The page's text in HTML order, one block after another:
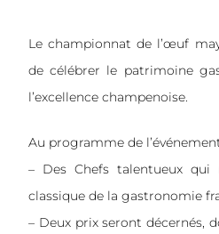
Le championnat de l’œuf
de célébrer le patrimoine
l’excellence champenoise.
Au programme de
– Des Chefs talentueux qui
classique de la gastronomie
– Deux prix seront décernés,